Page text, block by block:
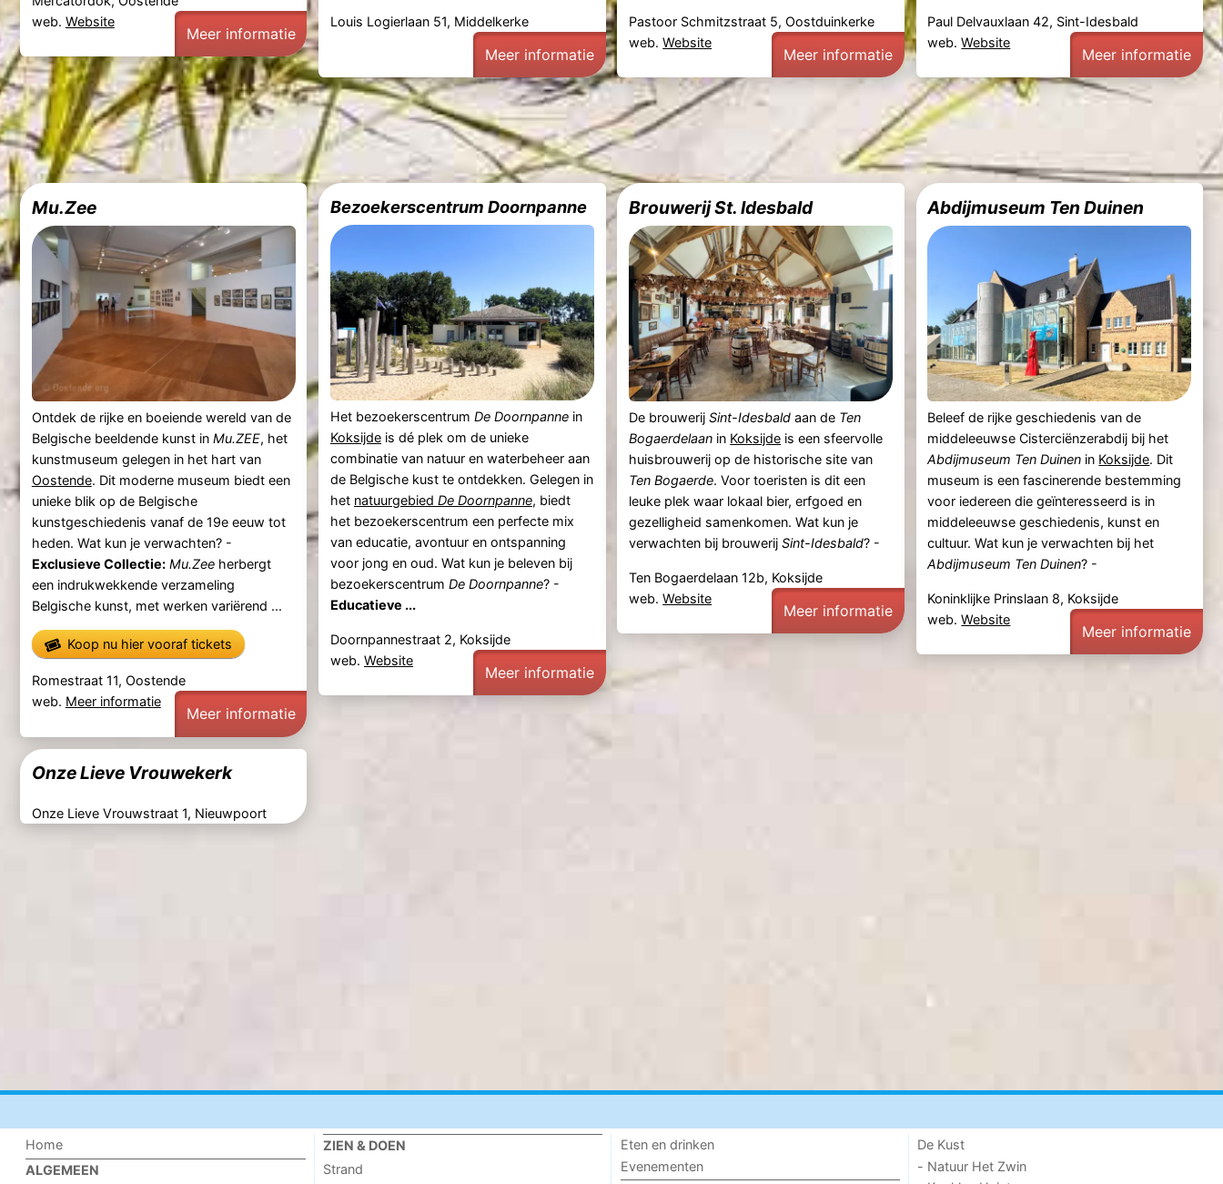
web. Website
Meer informatie
Louis Logierlaan 51, Middelkerke
Meer informatie
Pastoor Schmitzstraat 5, Oostduinkerke
web.Website
Meer informatie
Paul Delvauxlaan 42, Sint-Idesbald
web.Website
Meer informatie
Mu.Zee
Ontdek de rijke en boeiende wereld van de
Belgische beeldende kunst in Mu.ZEE, het
kunstmuseum gelegen in het hart van
Oostende. Dit moderne museum biedt een
unieke blik op de Belgische
kunstgeschiedenis vanaf de 19e eeuw tot
heden. Wat kun je verwachten? -
Exclusieve Collectie: Mu.Zeeherbergt
een indrukwekkende verzameling
Belgische kunst, met werken variërend ...
Koop nu hier vooraf tickets
Romestraat 11, Oostende
web. Meer informatie
Meer informatie
Bezoekerscentrum Doornpanne
Het bezoekerscentrum De Doornpannein
Koksijdeis dé plek om de unieke
combinatie van natuur en waterbeheer aan
de Belgische kust te ontdekken. Gelegen in
het natuurgebied De Doornpanne, biedt
het bezoekerscentrum een perfecte mix
van educatie, avontuur en ontspanning
voor jong en oud. Wat kun je beleven bij
bezoekerscentrum De Doornpanne? -
Educatieve ...
Doornpannestraat 2, Koksijde
web. Website
Meer informatie
Brouwerij St. Idesbald
De brouwerijSint-Idesbald aan de Ten
Bogaerdelaan in Koksijde is een sfeervolle
huisbrouwerij op de historische site van
Ten Bogaerde. Voor toeristen is dit een
leuke plek waar lokaal bier, erfgoed en
gezelligheid samenkomen. Wat kun je
verwachten bij brouwerijSint-Idesbald? -
Ten Bogaerdelaan 12b, Koksijde
web.Website
Meer informatie
Abdijmuseum Ten Duinen
Beleef de rijke geschiedenis van de
middeleeuwse Cisterciënzerabdij bij het
Abdijmuseum Ten Duinen in Koksijde. Dit
museum is een fascinerende bestemming
voor iedereen die geïnteresseerd is in
middeleeuwse geschiedenis, kunst en
cultuur. Wat kun je verwachten bij het
Abdijmuseum Ten Duinen? -
Koninklijke Prinslaan 8, Koksijde
web.Website
Meer informatie
Onze Lieve Vrouwekerk
Onze Lieve Vrouwstraat 1, Nieuwpoort
Home
ALGEMEEN
ZIEN & DOEN
Strand
Eten en drinken
Evenementen
De Kust
- Natuur Het Zwin